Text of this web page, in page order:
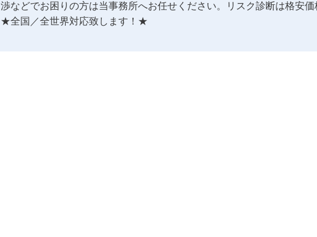
渉などでお困りの方は当事務所へお任せください。リスク診断は格安価
★全国／全世界対応致します！★